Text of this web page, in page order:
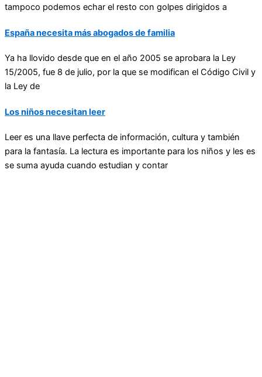
tampoco podemos echar el resto con golpes dirigidos a
España necesita más abogados de familia
Ya ha llovido desde que en el año 2005 se aprobara la Ley
15/2005, fue 8 de julio, por la que se modifican el Código Civil y
la Ley de
Los niños necesitan leer
Leer es una llave perfecta de información, cultura y también
para la fantasía. La lectura es importante para los niños y les es
se suma ayuda cuando estudian y contar